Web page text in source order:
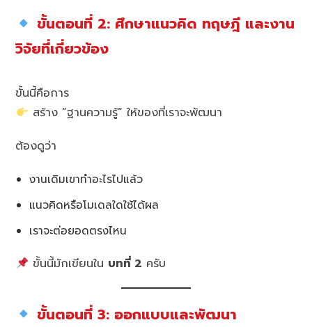
ขั้นตอนที่ 2: ศึกษาแนวคิด ทฤษฎี และงาน
วิจัยที่เกี่ยวข้อง
ขั้นนี้คือการ
สร้าง “ฐานความรู้” ให้ของที่เราจะพัฒนา
ต้องดูว่า
งานเดิมเขาทำอะไรไปแล้ว
แนวคิดหรือโมเดลใดใช้ได้ผล
เราจะต่อยอดตรงไหน
ขั้นนี้มักเขียนใน บทที่ 2 ครับ
ขั้นตอนที่ 3: ออกแบบและพัฒนา